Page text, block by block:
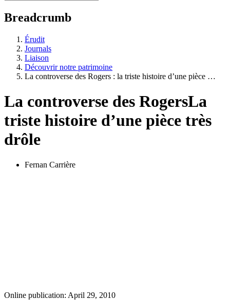
Breadcrumb
Érudit
Journals
Liaison
Découvrir notre patrimoine
La controverse des Rogers : la triste histoire d’une pièce …
La controverse des RogersLa
triste histoire d’une pièce très
drôle
Fernan Carrière
Online publication: April 29, 2010